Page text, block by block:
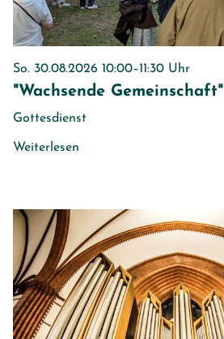
So. 30.08.2026 10:00–11:30 Uhr
"Wachsende Gemeinschaft"
Gottesdienst
Weiterlesen